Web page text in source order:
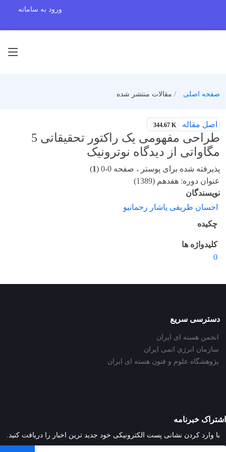
ورود به سامانه
صفحه اصلی مقالات منتشر شده
اصل مقاله 344.67 K
طراحی مفهومی یک راکتور تحقیقاتی 5
مگاواتی از دیدگاه نوترونیک
پذیرفته شده برای پوستر ، صفحه 0-0 ( 1
)
عنوان دوره: هفدهم (1389)
نویسندگان
احسان ظریفی یاشار رحمانیو
چکیده
کلیدواژه ها
0
دسترسی سریع
انجمن هسته ای ایران
سازمان انرژی اتمی ایران
پژوهشگاه علوم و فنون هسته ای ایران
اشتراک خبرنامه
با وارد کردن نشانی پست الکترونیکی خود جدید ترین اخبار را دریافت کنید.